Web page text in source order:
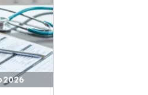
2026